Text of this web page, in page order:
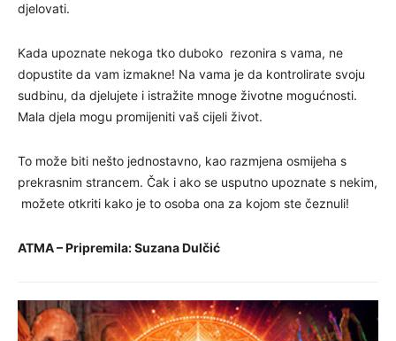
djelovati.
Kada upoznate nekoga tko duboko rezonira s vama, ne
dopustite da vam izmakne! Na vama je da kontrolirate svoju
sudbinu, da djelujete i istražite mnoge životne mogućnosti.
Mala djela mogu promijeniti vaš cijeli život.
To može biti nešto jednostavno, kao razmjena osmijeha s
prekrasnim strancem. Čak i ako se usputno upoznate s nekim,
možete otkriti kako je to osoba ona za kojom ste čeznuli!
ATMA – Pripremila: Suzana Dulčić